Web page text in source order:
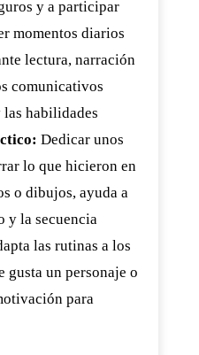
y a participar
momentos diarios
lectura, narración
comunicativos
habilidades
Dedicar unos
lo que hicieron en
o dibujos, ayuda a
y la secuencia
las rutinas a los
gusta un personaje o
para